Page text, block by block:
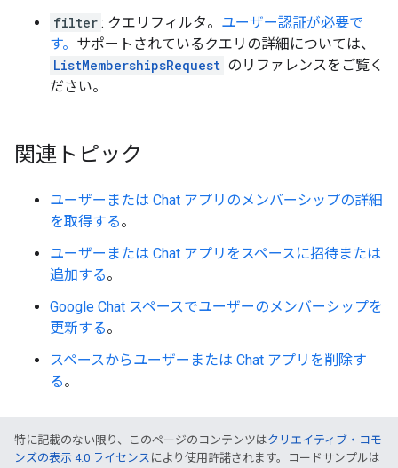
filter : クエリフィルタ。 ユーザー認証が必要で
す。 サポートされているクエリの詳細については、
ListMembershipsRequest のリファレンスをご覧く
ださい。
関連トピック
ユーザーまたは Chat アプリのメンバーシップの詳細
を取得する。
ユーザーまたは Chat アプリをスペースに招待または
追加する。
Google Chat スペースでユーザーのメンバーシップを
更新する。
スペースからユーザーまたは Chat アプリを削除す
る。
特に記載のない限り、このページのコンテンツはクリエイティブ・コモ
ンズの表示 4.0 ライセンス により使用許諾されます。コードサンプルは